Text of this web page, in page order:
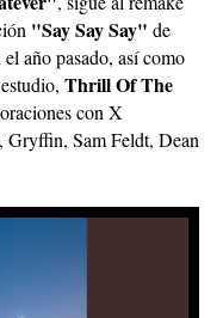
"Say Say Say" de
el año pasado, así como
Thrill Of The
con X
Gryffin, Sam Feldt, Dean